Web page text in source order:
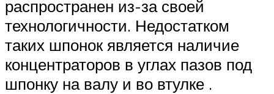
распространен из-за своей
технологичности. Недостатком
таких шпонок является наличие
концентраторов в углах пазов под
шпонку на валу и во втулке .